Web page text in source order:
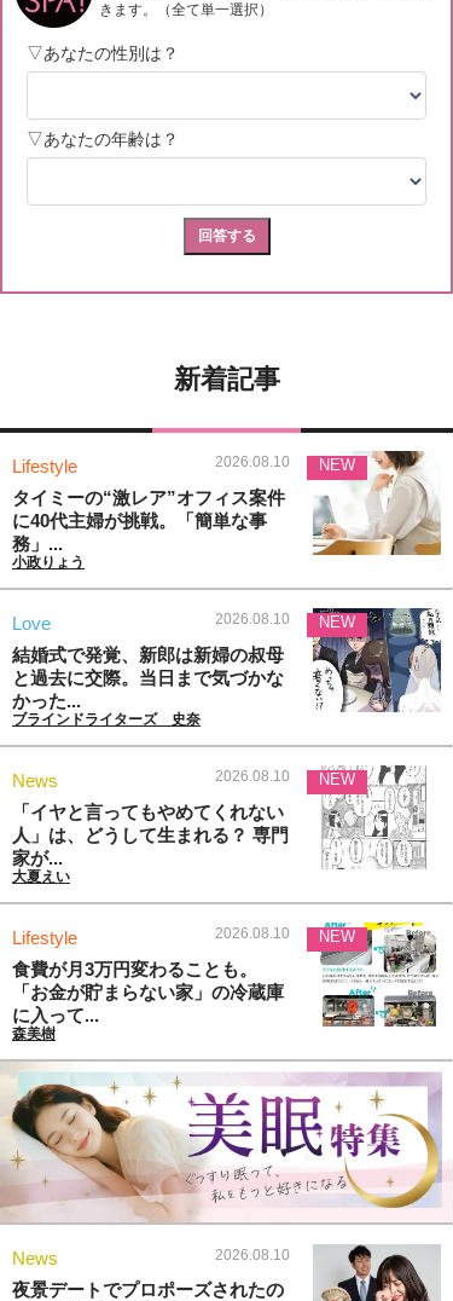
新着記事
Lifestyle 2026.08.10
タイミーの“激レア”オフィス案件
に40代主婦が挑戦。「簡単な事
務」...
小政りょう
NEW
Love 2026.08.10
結婚式で発覚、新郎は新婦の叔母
と過去に交際。当日まで気づかな
かった...
ブラインドライターズ 史奈
NEW
News 2026.08.10
「イヤと言ってもやめてくれない
人」は、どうして生まれる？ 専門
家が...
大夏えい
NEW
Lifestyle 2026.08.10
食費が月3万円変わることも。
「お金が貯まらない家」の冷蔵庫
に入って...
森美樹
NEW
News 2026.08.10
夜景デートでプロポーズされたの